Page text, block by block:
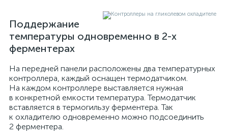
Поддержание
температуры одновременно в 2-х
ферментерах
На передней панели расположены два температурных
контроллера, каждый оснащен термодатчиком.
На каждом контроллере выставляется нужная
в конкретной емкости температура. Термодатчик
вставляется в термогильзу ферментера. Так
к охладителю одновременно можно подсоединить
2 ферментера.